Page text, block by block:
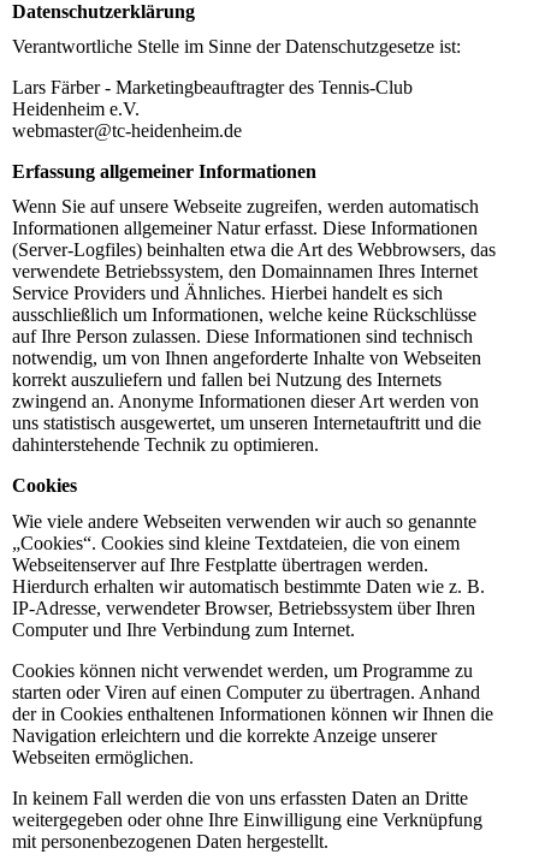
Datenschutzerklärung
Verantwortliche Stelle im Sinne der Datenschutzgesetze ist:
Lars Färber - Marketingbeauftragter des Tennis-Club
Heidenheim e.V.
webmaster@tc-heidenheim.de
Erfassung allgemeiner Informationen
Wenn Sie auf unsere Webseite zugreifen, werden automatisch
Informationen allgemeiner Natur erfasst. Diese Informationen
(Server-Logfiles) beinhalten etwa die Art des Webbrowsers, das
verwendete Betriebssystem, den Domainnamen Ihres Internet
Service Providers und Ähnliches. Hierbei handelt es sich
ausschließlich um Informationen, welche keine Rückschlüsse
auf Ihre Person zulassen. Diese Informationen sind technisch
notwendig, um von Ihnen angeforderte Inhalte von Webseiten
korrekt auszuliefern und fallen bei Nutzung des Internets
zwingend an. Anonyme Informationen dieser Art werden von
uns statistisch ausgewertet, um unseren Internetauftritt und die
dahinterstehende Technik zu optimieren.
Cookies
Wie viele andere Webseiten verwenden wir auch so genannte
„Cookies“. Cookies sind kleine Textdateien, die von einem
Webseitenserver auf Ihre Festplatte übertragen werden.
Hierdurch erhalten wir automatisch bestimmte Daten wie z. B.
IP-Adresse, verwendeter Browser, Betriebssystem über Ihren
Computer und Ihre Verbindung zum Internet.
Cookies können nicht verwendet werden, um Programme zu
starten oder Viren auf einen Computer zu übertragen. Anhand
der in Cookies enthaltenen Informationen können wir Ihnen die
Navigation erleichtern und die korrekte Anzeige unserer
Webseiten ermöglichen.
In keinem Fall werden die von uns erfassten Daten an Dritte
weitergegeben oder ohne Ihre Einwilligung eine Verknüpfung
mit personenbezogenen Daten hergestellt.